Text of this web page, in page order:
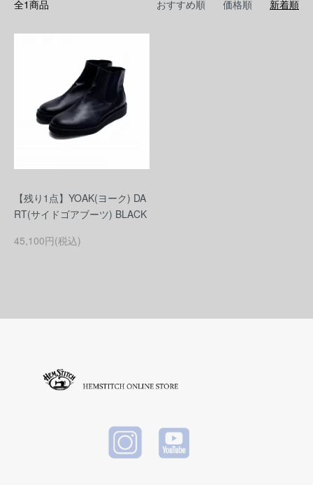
全1商品 おすすめ順 価格順 新着順
【残り1点】YOAK(ヨーク) DA
RT(サイドゴアブーツ) BLACK
45,100円(税込)